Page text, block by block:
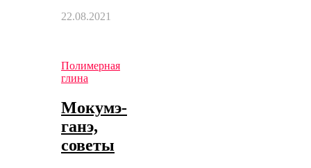
22.08.2021
Полимерная
глина
Мокумэ-
ганэ,
советы